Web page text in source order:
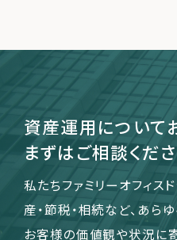
資産運用について
まずはご相談くださ
私たちファミリーオフィス
産・節税・相続など、あら
お客様の価値観や状況に